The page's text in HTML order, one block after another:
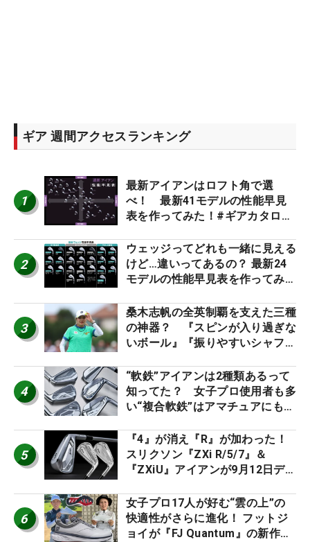
ギア 週間アクセスランキング
1
最新アイアンはロフト角で選
べ！ 最新41モデルの性能早見
表を作ってみた！#ギアカタログ
2
ウェッジってどれも一緒に見える
けど…違いってあるの？ 最新24
モデルの性能早見表を作ってみ
3
桑木志帆の全英制覇を支えた三種
の神器？ 『スピンが入り過ぎな
いボール』『振りやすいシャフ
ー』 #女子プロセッティング
4
“軟鉄”アイアンは2種類あるって
知ってた？ 女子プロ使用者も多
い“複合軟鉄”はアマチュアにもオ
5
『4』が消え『R』が加わった！
スリクソン『ZXi R/5/7』＆
『ZXiU』アイアンが9月12日デ
6
女子プロ17人が好む“雲の上”の
快適性がさらに進化！ フットジ
ョイが『FJ Quantum』の新作を